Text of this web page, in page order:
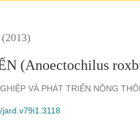
(Anoectochilus
VÀ PHÁT TRIỂN NÔNG